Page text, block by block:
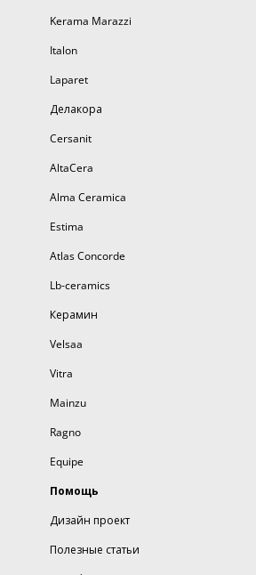
Kerama Marazzi
Italon
Laparet
Делакора
Cersanit
AltaCera
Alma Ceramica
Estima
Atlas Concorde
Lb-ceramics
Керамин
Velsaa
Vitra
Mainzu
Ragno
Equipe
Помощь
Дизайн проект
Полезные статьи